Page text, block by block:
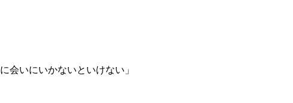
会いにいかないといけない」